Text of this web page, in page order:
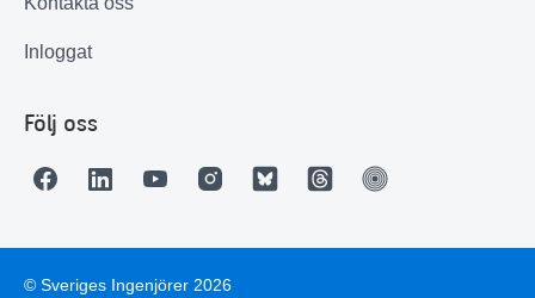
Inloggat
Följ oss
© Sveriges Ingenjörer 2026